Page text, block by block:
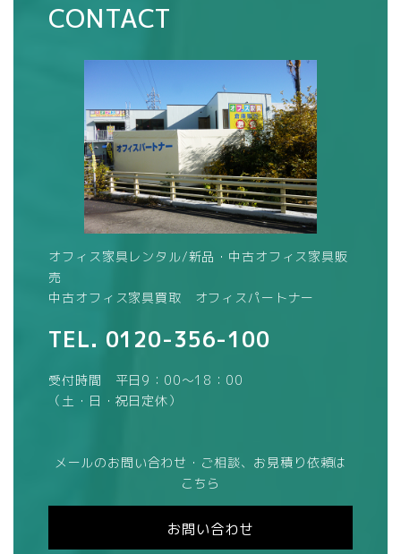
CONTACT
オフィス家具レンタル/新品・中古オフィス家具販
売
中古オフィス家具買取 オフィスパートナー
TEL. 0120-356-100
受付時間 平日9：00～18：00
（土・日・祝日定休）
メールのお問い合わせ・ご相談、お見積り依頼は
こちら
お問い合わせ